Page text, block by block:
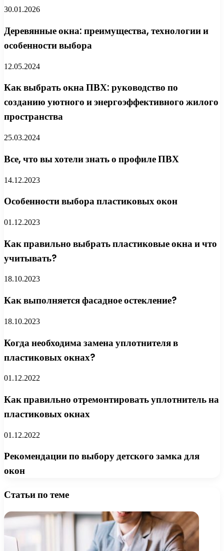
30.01.2026
Деревянные окна: преимущества, технологии и
особенности выбора
12.05.2024
Как выбрать окна ПВХ: руководство по
созданию уютного и энергоэффективного жилого
пространства
25.03.2024
Все, что вы хотели знать о профиле ПВХ
14.12.2023
Особенности выбора пластиковых окон
01.12.2023
Как правильно выбрать пластиковые окна и что
учитывать?
18.10.2023
Как выполняется фасадное остекление?
18.10.2023
Когда необходима замена уплотнителя в
пластиковых окнах?
01.12.2022
Как правильно отремонтировать уплотнитель на
пластиковых окнах
01.12.2022
Рекомендации по выбору детского замка для
окон
Статьи по теме